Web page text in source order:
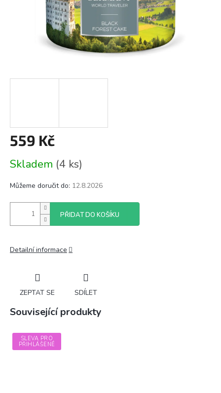
559 Kč
cena:
Skladem (4 ks)
Můžeme doručit do: 12.8.2026
PŘIDAT DO KOŠÍKU
Detailní informace
ZEPTAT SE SDÍLET
Související produkty
SLEVA PRO
PŘIHLÁŠENÉ